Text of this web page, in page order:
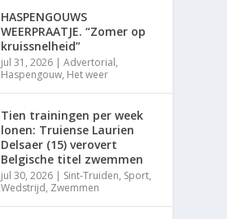
HASPENGOUWS
WEERPRAATJE. “Zomer op
kruissnelheid”
jul 31, 2026 |Advertorial,
Haspengouw, Het weer
Tien trainingen per week
lonen: Truiense Laurien
Delsaer (15) verovert
Belgische titel zwemmen
jul 30, 2026 | Sint-Truiden, Sport,
Wedstrijd, Zwemmen